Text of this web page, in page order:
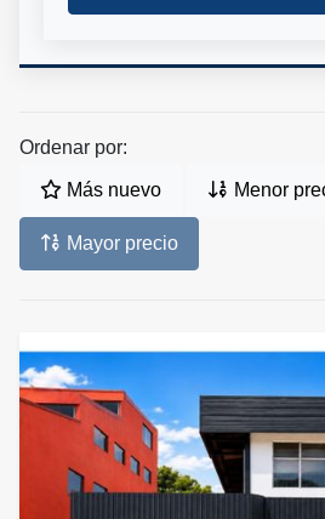
Ordenar por:
Más nuevo Menor
Mayor precio